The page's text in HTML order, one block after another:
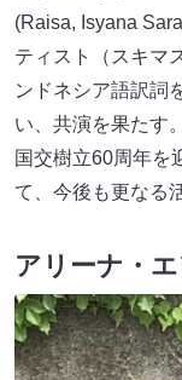
(Raisa, Isyana
ティスト（スキマ
ンドネシア語訳詞
い、共演を果たす。
国交樹立60周年を
て、今後も更なる
アリーナ・